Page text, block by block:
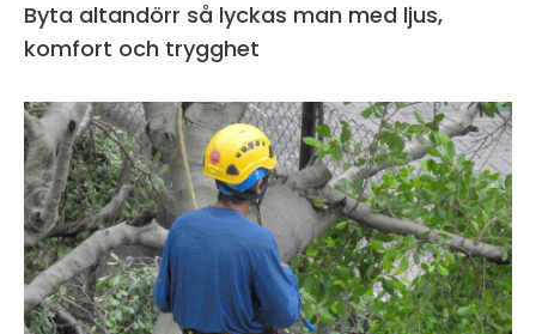
Byta altandörr så lyckas man med ljus,
komfort och trygghet